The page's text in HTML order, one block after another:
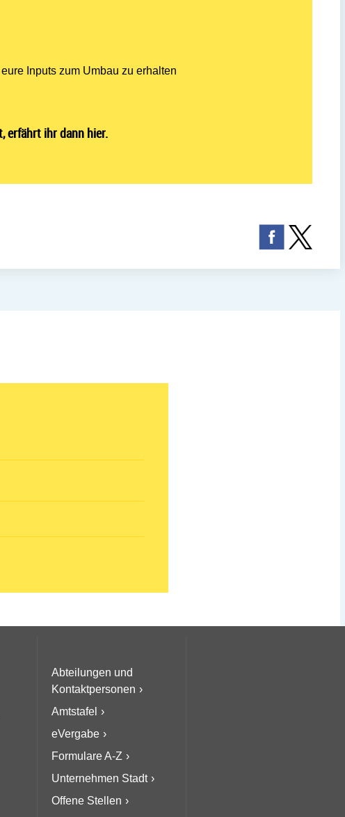
Inputs zum Umbau zu erhalten
erfährt ihr dann hier.
Abteilungen und
Kontaktpersonen
Amtstafel
eVergabe
Formulare A-Z
Unternehmen Stadt
Offene Stellen